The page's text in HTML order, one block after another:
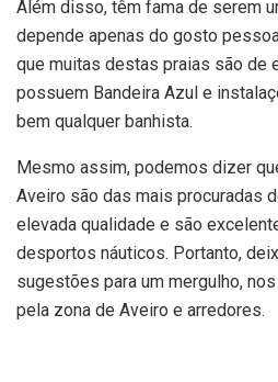
Além disso, têm fama de serem
depende apenas do gosto
que muitas destas praias são de
possuem Bandeira Azul e
bem qualquer banhista.
Mesmo assim, podemos dizer
Aveiro são das mais procuradas
elevada qualidade e são
desportos náuticos. Portanto,
sugestões para um mergulho,
pela zona de Aveiro e arredores.